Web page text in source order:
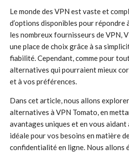
Le monde des VPN est vaste et
d’options disponibles pour répondre
les nombreux fournisseurs de VPN,
une place de choix grâce à sa
fiabilité. Cependant, comme pour
alternatives qui pourraient mieux
et à vos préférences.
Dans cet article, nous allons
alternatives à VPN Tomato, en
avantages uniques et en vous
idéale pour vos besoins en matière
confidentialité en ligne. Nous allons